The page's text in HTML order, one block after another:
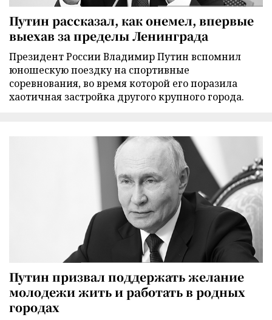
Путин рассказал, как онемел, впервые
выехав за пределы Ленинграда
Президент России Владимир Путин вспомнил
юношескую поездку на спортивные
соревнования, во время которой его поразила
хаотичная застройка другого крупного города.
Путин призвал поддержать желание
молодежи жить и работать в родных
городах